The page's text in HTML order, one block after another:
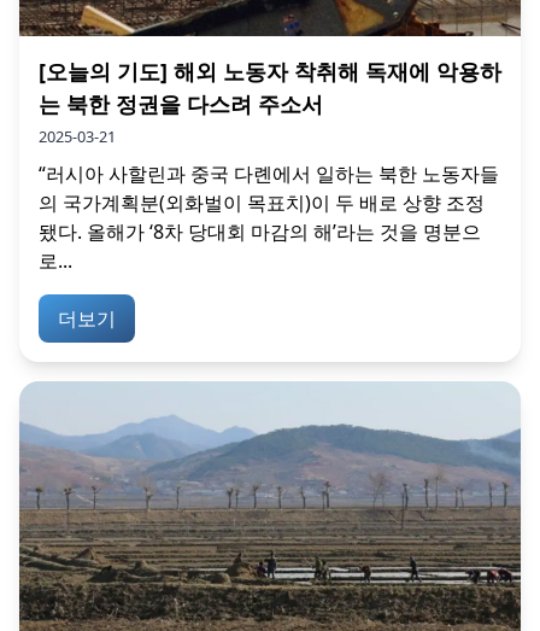
[오늘의 기도] 해외 노동자 착취해 독재에 악용하
는 북한 정권을 다스려 주소서
2025-03-21
“러시아 사할린과 중국 다롄에서 일하는 북한 노동자들
의 국가계획분(외화벌이 목표치)이 두 배로 상향 조정
됐다. 올해가 ‘8차 당대회 마감의 해’라는 것을 명분으
로...
더보기